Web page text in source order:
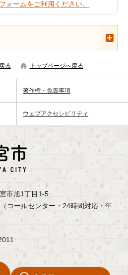
ォームをご利用ください。
る トップページへ戻る
著作権・免責事項
ウェブアクセシビリティ
市旭1丁目1-5
コールセンター・24時間対応・年